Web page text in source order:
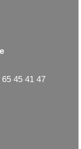
45 41 47